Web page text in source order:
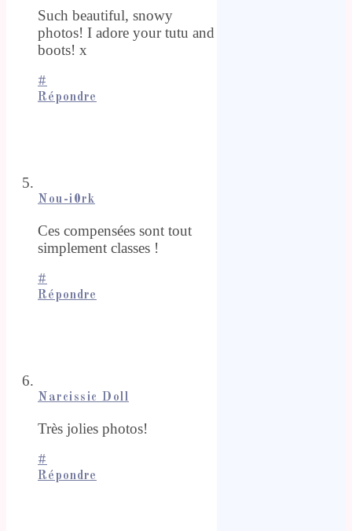
Such beautiful, snowy
photos! I adore your tutu and
boots! x
#
Répondre
Nou-i0rk
Ces compensées sont tout
simplement classes !
#
Répondre
Narcissic Doll
Très jolies photos!
#
Répondre